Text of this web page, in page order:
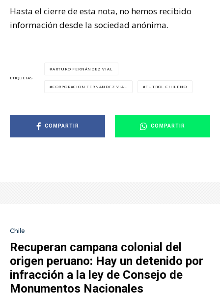
Hasta el cierre de esta nota, no hemos recibido
información desde la sociedad anónima.
ETIQUETAS
ARTURO FERNÁNDEZ VIAL
CORPORACIÓN FERNÁNDEZ VIAL FÚTBOL CHILENO
COMPARTIR COMPARTIR
Chile
Recuperan campana colonial del
origen peruano: Hay un detenido por
infracción a la ley de Consejo de
Monumentos Nacionales